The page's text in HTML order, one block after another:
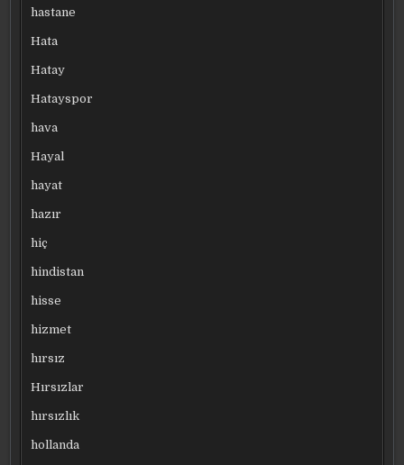
hastane
Hata
Hatay
Hatayspor
hava
Hayal
hayat
hazır
hiç
hindistan
hisse
hizmet
hırsız
Hırsızlar
hırsızlık
hollanda